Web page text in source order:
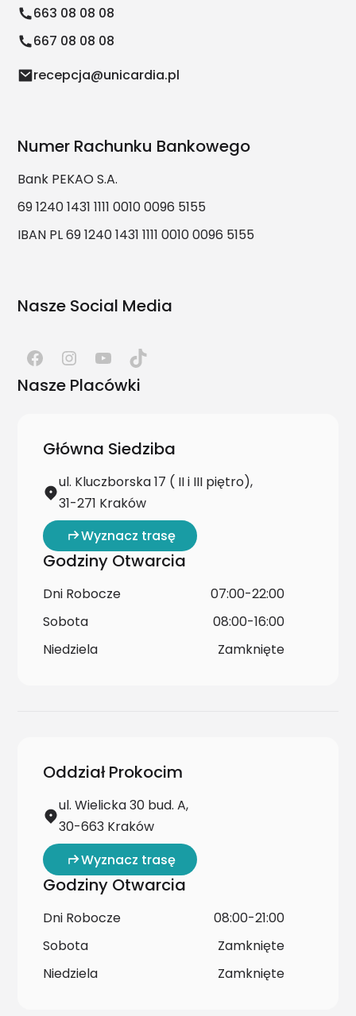
663 08 08 08
667 08 08 08
recepcja@unicardia.pl
Numer Rachunku Bankowego
Bank PEKAO S.A.
69 1240 1431 1111 0010 0096 5155
IBAN PL 69 1240 1431 1111 0010 0096 5155
Nasze Social Media
Nasze Placówki
Główna Siedziba
ul. Kluczborska 17 ( II i III piętro),
31-271 Kraków
Wyznacz trasę
Godziny Otwarcia
Dni Robocze
07:00-22:00
Sobota
08:00-16:00
Niedziela
Zamknięte
Oddział Prokocim
ul. Wielicka 30 bud. A,
30-663 Kraków
Wyznacz trasę
Godziny Otwarcia
Dni Robocze
08:00-21:00
Sobota
Zamknięte
Niedziela
Zamknięte